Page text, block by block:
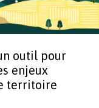
outil pour
enjeux
territoire